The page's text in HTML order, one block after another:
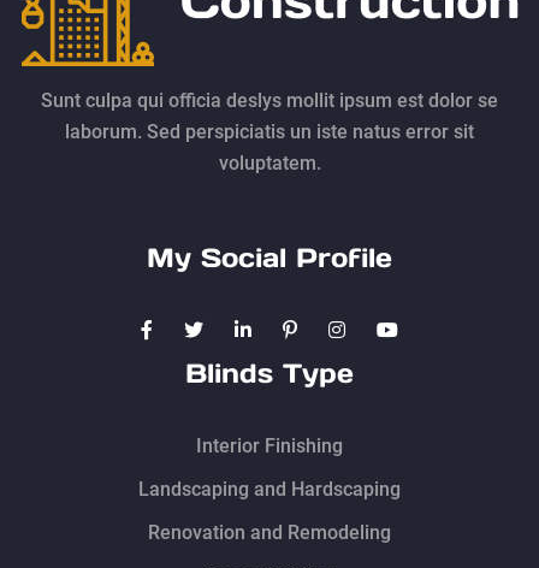
Sunt culpa qui officia deslys mollit ipsum est dolor se
laborum. Sed perspiciatis un iste natus error sit
voluptatem.
My Social Profile
Blinds Type
Interior Finishing
Landscaping and Hardscaping
Renovation and Remodeling